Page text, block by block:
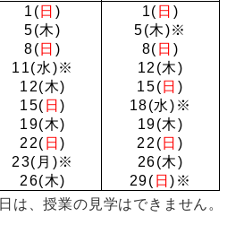
1( 日)
5(木)
8( 日)
11(水)※
12(木)
15( 日)
19(木)
22( 日)
23(月)※
26(木)
1( 日 )
5(木)※
8( 日 )
12(木)
15( 日 )
18(水)※
19(木)
22( 日 )
26(木)
29( 日)※
は、授業の見学はできません。